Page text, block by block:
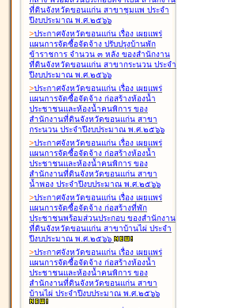
ที่ดินจังหวัดขอนแก่น สาขาชุมแพ ประจำ
ปีงบประมาณ พ.ศ.๒๕๖๖
>ประกาศจังหวัดขอนแก่น เรื่อง เผยแพร่
แผนการจัดซื้อจัดจ้าง ปรับปรุงบ้านพัก
ข้าราชการ จำนวน ๓ หลัง ของสำนักงาน
ที่ดินจังหวัดขอนแก่น สาขากระนวน ประจำ
ปีงบประมาณ พ.ศ.๒๕๖๖
>ประกาศจังหวัดขอนแก่น เรื่อง เผยแพร่
แผนการจัดซื้อจัดจ้าง ก่อสร้างห้องน้ำ
ประชาชนและห้องน้ำคนพิการ ของ
สำนักงานที่ดินจังหวัดขอนแก่น สาขา
กระนวน ประจำปีงบประมาณ พ.ศ.๒๕๖๖
>ประกาศจังหวัดขอนแก่น เรื่อง เผยแพร่
แผนการจัดซื้อจัดจ้าง ก่อสร้างห้องน้ำ
ประชาชนและห้องน้ำคนพิการ ของ
สำนักงานที่ดินจังหวัดขอนแก่น สาขา
น้ำพอง ประจำปีงบประมาณ พ.ศ.๒๕๖๖
>ประกาศจังหวัดขอนแก่น เรื่อง เผยแพร่
แผนการจัดซื้อจัดจ้าง ก่อสร้างที่พัก
ประชาชนพร้อมส่วนประกอบ ของสำนักงาน
ที่ดินจังหวัดขอนแก่น สาขาบ้านไผ่ ประจำ
ปีงบประมาณ พ.ศ.๒๕๖๖
>ประกาศจังหวัดขอนแก่น เรื่อง เผยแพร่
แผนการจัดซื้อจัดจ้าง ก่อสร้างห้องน้ำ
ประชาชนและห้องน้ำคนพิการ ของ
สำนักงานที่ดินจังหวัดขอนแก่น สาขา
บ้านไผ่ ประจำปีงบประมาณ พ.ศ.๒๕๖๖